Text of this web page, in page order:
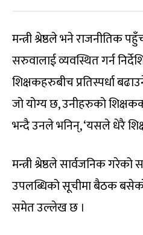
मन्त्री श्रेष्ठले भने राजनीतिक
सरुवालाई व्यवस्थित गर्न
शिक्षकहरुबीच प्रतिस्पर्धा
जो योग्य छ, उनीहरुको
भन्दै उनले भनिन्, ‘यसले धेरै
मन्त्री श्रेष्ठले सार्वजनिक
उपलब्धिको सूचीमा बैठक
समेत उल्लेख छ ।